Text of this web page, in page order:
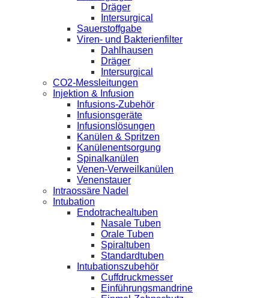
Dräger
Intersurgical
Sauerstoffgabe
Viren- und Bakterienfilter
Dahlhausen
Dräger
Intersurgical
CO2-Messleitungen
Injektion & Infusion
Infusions-Zubehör
Infusionsgeräte
Infusionslösungen
Kanülen & Spritzen
Kanülenentsorgung
Spinalkanülen
Venen-Verweilkanülen
Venenstauer
Intraossäre Nadel
Intubation
Endotrachealtuben
Nasale Tuben
Orale Tuben
Spiraltuben
Standardtuben
Intubationszubehör
Cuffdruckmesser
Einführungsmandrine